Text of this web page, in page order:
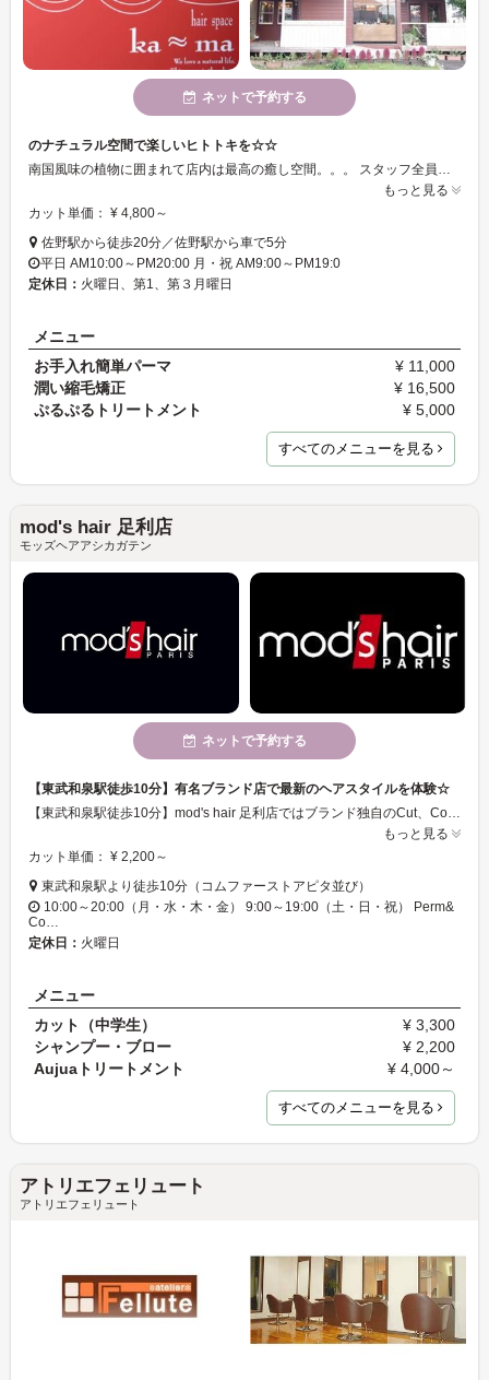
ネットで予約する
のナチュラル空間で楽しいヒトトキを☆☆
南国風味の植物に囲まれて店内は最高の癒し空間。。。 スタッフ全員笑顔でご来店をお待ちしてます♪
もっと見る
カット単価： ¥ 4,800～
佐野駅から徒歩20分／佐野駅から車で5分
平日 AM10:00～PM20:00 月・祝 AM9:00～PM19:0
定休日： 火曜日、第1、第３月曜日
メニュー
お手入れ簡単パーマ
¥ 11,000
潤い縮毛矯正
¥ 16,500
ぷるぷるトリートメント
¥ 5,000
すべてのメニューを見る
mod's hair 足利店
モッズヘアアシカガテン
ネットで予約する
【東武和泉駅徒歩10分】有名ブランド店で最新のヘアスタイルを体験☆
【東武和泉駅徒歩10分】mod's hair 足利店ではブランド独自のCut、Color、Parm技術をお気軽に体験できます☆ 今の時代に合ったヘアスタイルをご提案させていただきます!
もっと見る
カット単価： ¥ 2,200～
東武和泉駅より徒歩10分（コムファーストアピタ並び）
10:00～20:00（月・水・木・金） 9:00～19:00（土・日・祝） Perm&
Co…
定休日： 火曜日
メニュー
カット（中学生）
¥ 3,300
シャンプー・ブロー
¥ 2,200
Aujuaトリートメント
¥ 4,000～
すべてのメニューを見る
アトリエフェリュート
アトリエフェリュート